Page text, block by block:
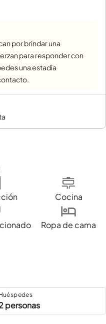
por brindar una
para responder con
una estadía
Cocina
Ropa de cama
personas